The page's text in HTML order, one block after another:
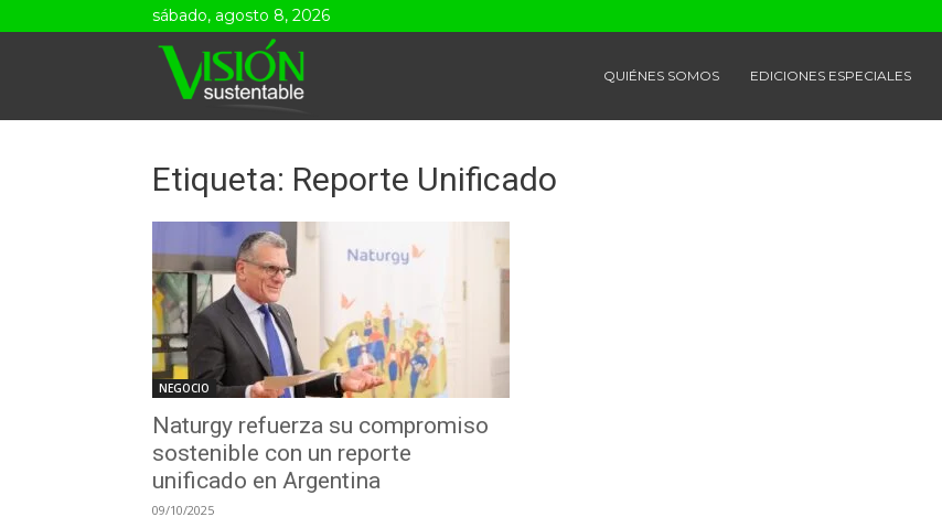
sábado, agosto 8, 2026
Sustentable
QUIÉNES SOMOS EDICIONES ESPECIALES
Etiqueta: Reporte Unificado
NEGOCIO
Naturgy refuerza su compromiso
sostenible con un reporte
unificado en Argentina
09/10/2025